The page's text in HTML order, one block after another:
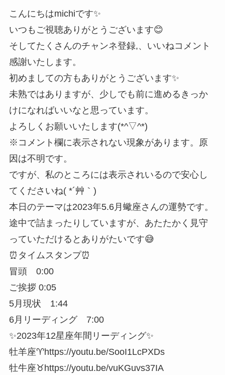
こんにちはmichiです✨
いつもご視聴ありがとうございます😊
そしてたくさんのチャンネ登録,、いいねコメント
感謝いたします。
初めましての方もありがとうございます✨
未熟ではありますが、少しでも前に進めるきっか
けになればいいなと思っています。
よろしくお願いいたします(*^▽^*)
※コメント欄に表示されない現象があります。原
因は不明です。
ですが、私のところには表示されいるので安心し
てくださいね( *´艸｀)
本日のテーマは2023年5.6月蠍座さんの運勢です。
途中で詰まったりしていますが、あたたかく見守
っていただけるとありがたいです😅
⏰タイムスタンプ⏰
冒頭 0:00
ご挨拶 0:05
5月現状 1:44
6月リーディング 7:00
✨2023年12星座年間リーディング✨
牡羊座♈https://youtu.be/SooI1LcPXDs
牡牛座♉https://youtu.be/vuKGuvs37IA